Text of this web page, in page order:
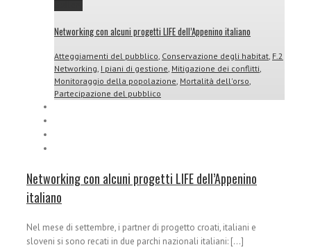
Networking con alcuni progetti LIFE dell’Appenino italiano
Atteggiamenti del pubblico, Conservazione degli habitat, F.2
Networking, I piani di gestione, Mitigazione dei conflitti,
Monitoraggio della popolazione, Mortalità dell'orso,
Partecipazione del pubblico
Networking con alcuni progetti LIFE dell’Appenino
italiano
Nel mese di settembre, i partner di progetto croati, italiani e
sloveni si sono recati in due parchi nazionali italiani: [...]